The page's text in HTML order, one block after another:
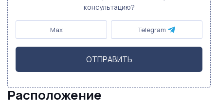
консультацию?
Max Telegram
ОТПРАВИТЬ
Расположение